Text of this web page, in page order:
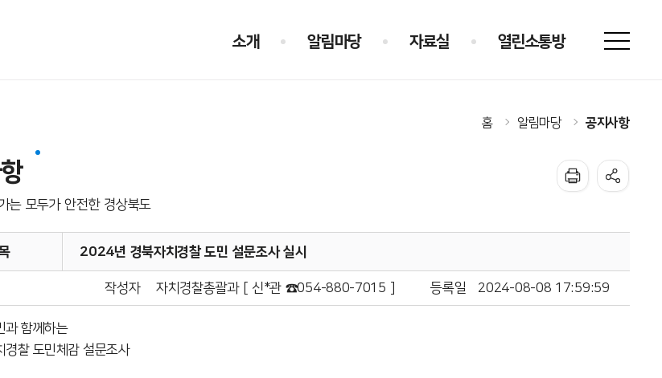
소개 알림마당 자료실 열린소통방
홈 알림마당 공지사항
는 모두가 안전한 경상북도
2024년 경북자치경찰 도민 설문조사 실시
등록일 2024-08-08 17:59:59
작성자 자치경찰총괄과 [ 신*관 ☎054-880-7015 ]
과 함께하는
경찰 도민체감 설문조사